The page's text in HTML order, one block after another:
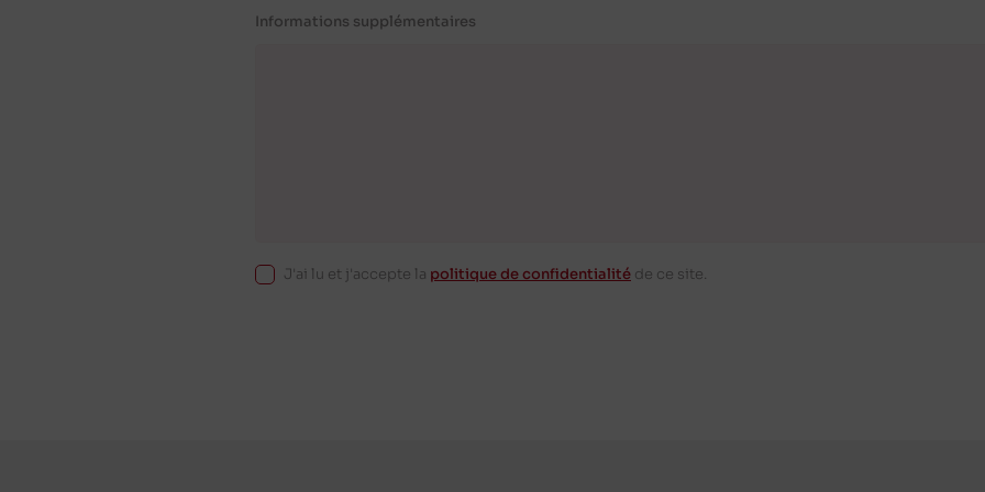
Informations supplémentaires
J'ai lu et j'accepte la politique de confidentialité de ce site.